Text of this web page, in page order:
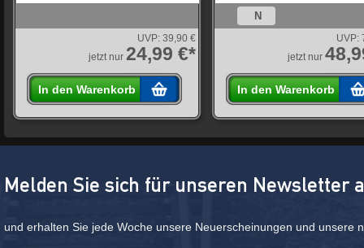
UVP: 39,90 €
jetzt nur 24,99 €*
In den Warenkorb
N
UVP:
jetzt nur
In den Warenkorb
Melden Sie sich für unseren Newsletter
und erhalten Sie jede Woche unsere Neuerscheinungen und unsere